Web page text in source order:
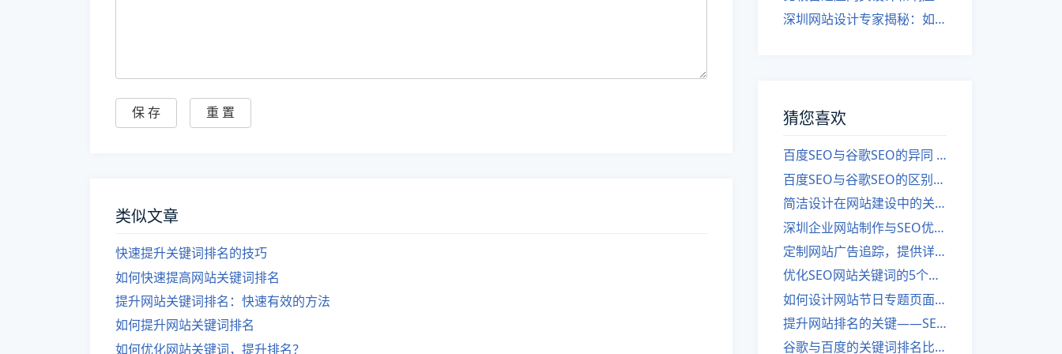
类似文章
快速提升关键词排名的技巧
如何快速提高网站关键词排名
提升网站关键词排名：快速有效的方法
如何提升网站关键词排名
如何优化网站关键词，提升排名？
深圳网站设计专家揭秘：如何实现自适应网页设计
猜您喜欢
百度SEO与谷歌SEO的异同 优化差异
百度SEO与谷歌SEO的区别：优化策略的差异
简洁设计在网站建设中的关键作用
深圳企业网站制作与SEO优化方法有哪些？
定制网站广告追踪，提供详细报告
优化SEO网站关键词的5个关键点
如何设计网站节日专题页面？
提升网站排名的关键——SEO优化与网站制作
谷歌与百度的关键词排名比较